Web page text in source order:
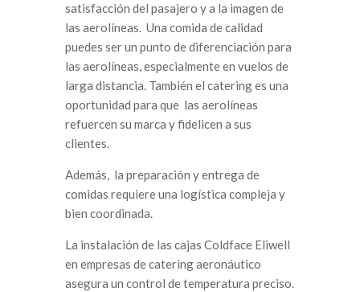
satisfacción del pasajero y a la imagen de
las aerolíneas. Una comida de calidad
puedes ser un punto de diferenciación para
las aerolíneas, especialmente en vuelos de
larga distancia. También el catering es una
oportunidad para que las aerolíneas
refuercen su marca y fidelicen a sus
clientes.
Además, la preparación y entrega de
comidas requiere una logística compleja y
bien coordinada.
La instalación de las cajas Coldface Eliwell
en empresas de catering aeronáutico
asegura un control de temperatura preciso.